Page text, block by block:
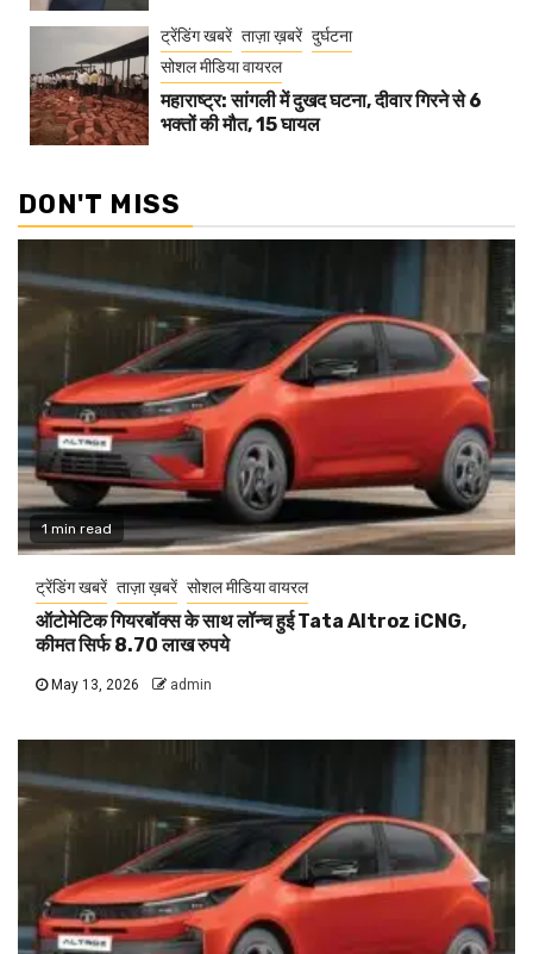
ट्रेंडिंग खबरें ताज़ा ख़बरें दुर्घटना
सोशल मीडिया वायरल
महाराष्ट्र: सांगली में दुखद घटना, दीवार गिरने से 6
भक्तों की मौत, 15 घायल
DON'T MISS
1 min read
ट्रेंडिंग खबरें ताज़ा ख़बरें सोशल मीडिया वायरल
ऑटोमेटिक गियरबॉक्स के साथ लॉन्च हुई Tata Altroz iCNG,
कीमत सिर्फ 8.70 लाख रुपये
May 13, 2026 admin